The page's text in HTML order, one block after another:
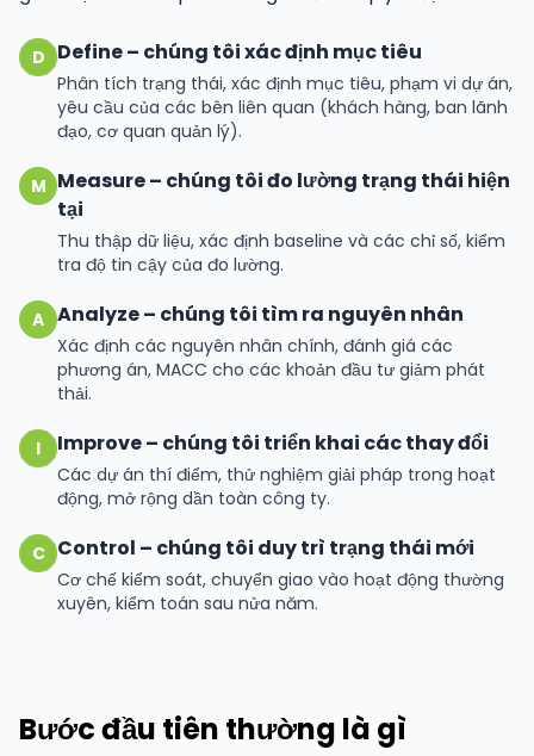
D Define – chúng tôi xác định mục tiêu
Phân tích trạng thái, xác định mục tiêu, phạm vi dự án,
yêu cầu của các bên liên quan (khách hàng, ban lãnh
đạo, cơ quan quản lý).
M Measure – chúng tôi đo lường trạng thái hiện
tại
Thu thập dữ liệu, xác định baseline và các chỉ số, kiểm
tra độ tin cậy của đo lường.
A Analyze – chúng tôi tìm ra nguyên nhân
Xác định các nguyên nhân chính, đánh giá các
phương án, MACC cho các khoản đầu tư giảm phát
thải.
I Improve – chúng tôi triển khai các thay đổi
Các dự án thí điểm, thử nghiệm giải pháp trong hoạt
động, mở rộng dần toàn công ty.
C Control – chúng tôi duy trì trạng thái mới
Cơ chế kiểm soát, chuyển giao vào hoạt động thường
xuyên, kiểm toán sau nửa năm.
Bước đầu tiên thường là gì